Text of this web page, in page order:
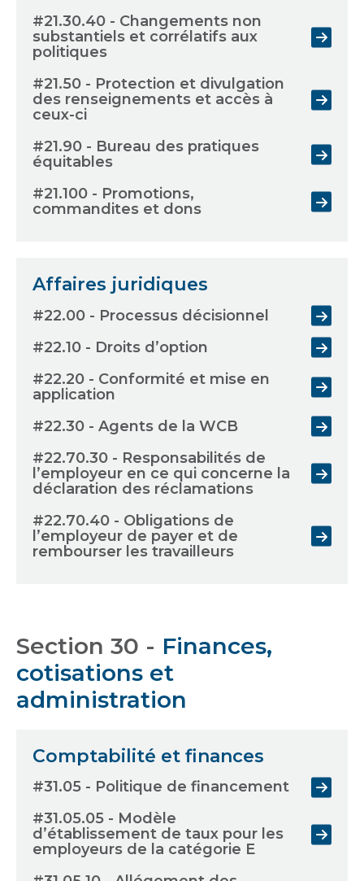
#21.30.40 - Changements non
substantiels et corrélatifs aux
politiques
#21.50 - Protection et divulgation
des renseignements et accès à
ceux-ci
#21.90 - Bureau des pratiques
équitables
#21.100 - Promotions,
commandites et dons
Affaires juridiques
#22.00 - Processus décisionnel
#22.10 - Droits d’option
#22.20 - Conformité et mise en
application
#22.30 - Agents de la WCB
#22.70.30 - Responsabilités de
l’employeur en ce qui concerne la
déclaration des réclamations
#22.70.40 - Obligations de
l’employeur de payer et de
rembourser les travailleurs
Section 30 - Finances,
cotisations et
administration
Comptabilité et finances
#31.05 - Politique de financement
#31.05.05 - Modèle
d’établissement de taux pour les
employeurs de la catégorie E